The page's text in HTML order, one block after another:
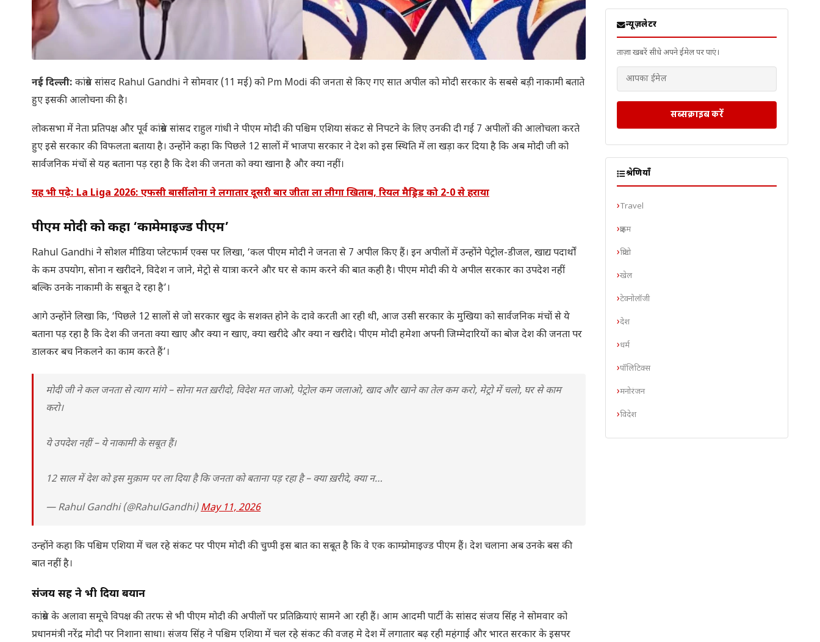
नई दिल्ली: कांग्रेस सांसद Rahul Gandhi ने सोमवार (11 मई) को Pm Modi की जनता से किए गए सात अपील को मोदी सरकार के सबसे बड़ी नाकामी बताते
हुए इसकी आलोचना की है।
लोकसभा में नेता प्रतिपक्ष और पूर्व कांग्रेस सांसद राहुल गांधी ने पीएम मोदी की पश्चिम एशिया संकट से निपटने के लिए उनकी दी गई 7 अपीलों की आलोचला करते
हुए इसे सरकार की विफलता बताया है। उन्होंने कहा कि पिछले 12 सालों में भाजपा सरकार ने देश को इस स्थिति में ला खड़ा कर दिया है कि अब मोदी जी को
सार्वजनिक मंचों से यह बताना पड़ रहा है कि देश की जनता को क्या खाना है और क्या नहीं।
यह भी पढ़े: La Liga 2026: एफसी बार्सीलोना ने लगातार दूसरी बार जीता ला लीगा खिताब, रियल मैड्रिड को 2-0 से हराया
पीएम मोदी को कहा ‘काम्प्रोमाइज्ड पीएम’
Rahul Gandhi ने सोशल मीडिया प्लेटफार्म एक्स पर लिखा, ‘कल पीएम मोदी ने जनता से 7 अपील किए हैं। इन अपीलों में उन्होंने पेट्रोल-डीजल, खाद्य पदार्थों
के कम उपयोग, सोना न खरीदने, विदेश न जाने, मेट्रो से यात्रा करने और घर से काम करने की बात कही है। पीएम मोदी की ये अपील सरकार का उपदेश नहीं
बल्कि उनके नाकामी के सबूत दे रहा है’।
आगे उन्होंने लिखा कि, ‘पिछले 12 सालों से जो सरकार खुद के सशक्त होने के दावे करती आ रही थी, आज उसी सरकार के मुखिया को सार्वजनिक मंचों से ये
बताना पड़ रहा है कि देश की जनता क्या खाए और क्या न खाए, क्या खरीदे और क्या न खरीदे। पीएम मोदी हमेशा अपनी जिम्मेदारियों का बोज देश की जनता पर
डालकर बच निकलने का काम करते हैं’।
मोदी जी ने कल जनता से त्याग मांगे – सोना मत ख़रीदो, विदेश मत जाओ, पेट्रोल कम जलाओ, खाद और खाने का तेल कम करो, मेट्रो में चलो, घर से काम
करो।
ये उपदेश नहीं – ये नाकामी के सबूत हैं।
12 साल में देश को इस मुक़ाम पर ला दिया है कि जनता को बताना पड़ रहा है – क्या ख़रीदे, क्या न…
— Rahul Gandhi (@RahulGandhi)May 11, 2026
उन्होंने कहा कि पश्चिम एशिया में चल रहे संकट पर पीएम मोदी की चुप्पी इस बात का सबूत है कि वे एक काम्प्रोमाइज्ड पीएम हैं। देश चलाना अब उनके बस की
बात नहीं है।
संजय सिंह ने भी दिया बयान
कांग्रेस के अलावा समूचे विपक्ष की तरफ से भी पीएम मोदी की अपीलों पर प्रतिक्रियाएं सामने आ रही हैं। आम आदमी पार्टी के सांसद संजय सिंह ने सोमवार को
प्रधानमंत्री नरेंद्र मोदी पर निशाना साधा। संजय सिंह ने पश्चिम एशिया में चल रहे संकट की वजह मे देश में लगातार बढ़ रही महंगाई और भारत सरकार के इसपर
न्यूज़लेटर
ताज़ा खबरें सीधे अपने ईमेल पर पाएं।
सब्सक्राइब करें
श्रेणियाँ
Travel
क्राइम
क्रिप्टो
खेल
टेक्नोलॉजी
देश
धर्म
पॉलिटिक्स
मनोरंजन
विदेश